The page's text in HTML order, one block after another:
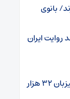
بانوی
روایت ایران
۲۷۹ پایگاه تابستانی استان سمنان میزبان ۳۲ هزار